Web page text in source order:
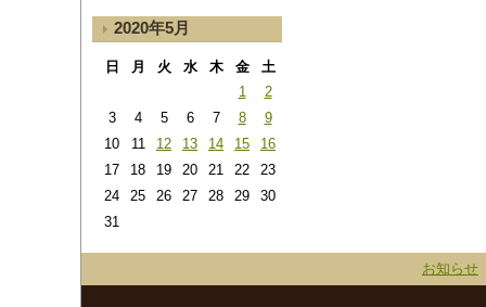
2020年5月
日 月 火 水 木 金
土
1
2
3
4 5 6 7 8
9
10
11 12 13 14 15
16
17
18 19 20 21 22
23
24
25 26 27 28 29
30
31
お知らせ